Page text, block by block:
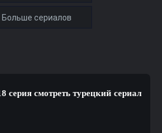
серия смотреть турецкий сериал